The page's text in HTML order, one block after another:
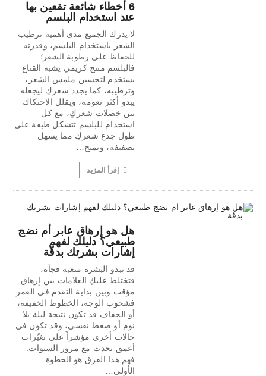
6 أخطاء شائعة تقعين بها
عند استخدام البلسم
لا يدرك الجميع مدى أهمية ترطيب
الشعر باستخدام البلسم، وقدرته
للحفاظ على رطوبة الشعر؛
فالبلسم منتج كريمي يشبه القناع
يستخدم لتحسين ملمس الشعر،
وترطيبه، كما يجدد شعركِ ليجعله
يبدو أكثر نعومة، ويقلل الاحتكاك
بين خصلات شعركِ، مع كل
استخدام للبلسم تتشكل طبقة على
طول جذع شعركِ مما يسهل
تصفيفه، ويمنح…
إقرأ المزيد
هل هو إرهاق عابر أم نضج
طبيعي؟ دليلك لفهم
إشارات بشرتك بدقّة
قد تبدو البشرة متعبة فجأة،
فتختلط عليكِ العلامات بين إرهاق
مؤقت وبين بداية التقدم في العمر.
فشحوب الوجه، الخطوط الخفيفة،
أو الجفاف قد تكون نتيجة ليلة بلا
نوم أو ضغط نفسي، وقد تكون في
حالات أخرى مؤشراً على تغيّرات
أعمق تحدث مع مرور السنوات.
فهم هذا الفرق هو الخطوة
الأولى…